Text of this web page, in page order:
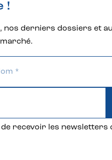
!
nos derniers dossiers et
recevoir les newsletters